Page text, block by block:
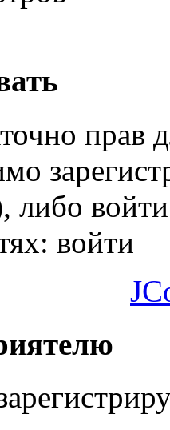
прав
либо
войти